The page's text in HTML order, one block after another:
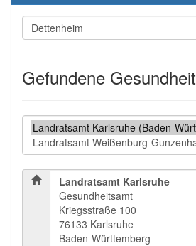
Gefundene
Landratsamt Karlsruhe
Gesundheitsamt
Kriegsstraße 100
76133 Karlsruhe
Baden-Württemberg